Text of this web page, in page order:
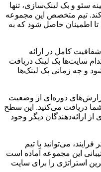
سئو و بک لینک‌سازی، تنها
تیم متخصص این مجموعه
اطمینان حاصل شود که به
شفافیت کامل در ارائه
سایت‌ها بک لینک دریافت
و چه زمانی بک لینک‌ها
دوره‌ای از وضعیت
شما دریافت می‌کنید. این سطح
از ارائه‌دهندگان دیگر وجود
می‌توانید با تیم
این مجموعه آماده است
استراتژی را برای سایت